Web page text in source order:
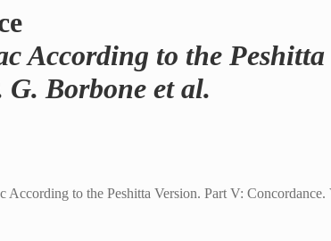
According to the
G. Borbone et al.
According to the Peshitta Version. Part V: